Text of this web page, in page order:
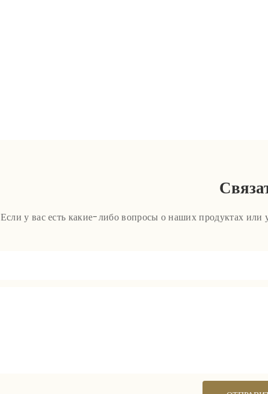
Если у вас есть какие-либо вопросы о наших продуктах или